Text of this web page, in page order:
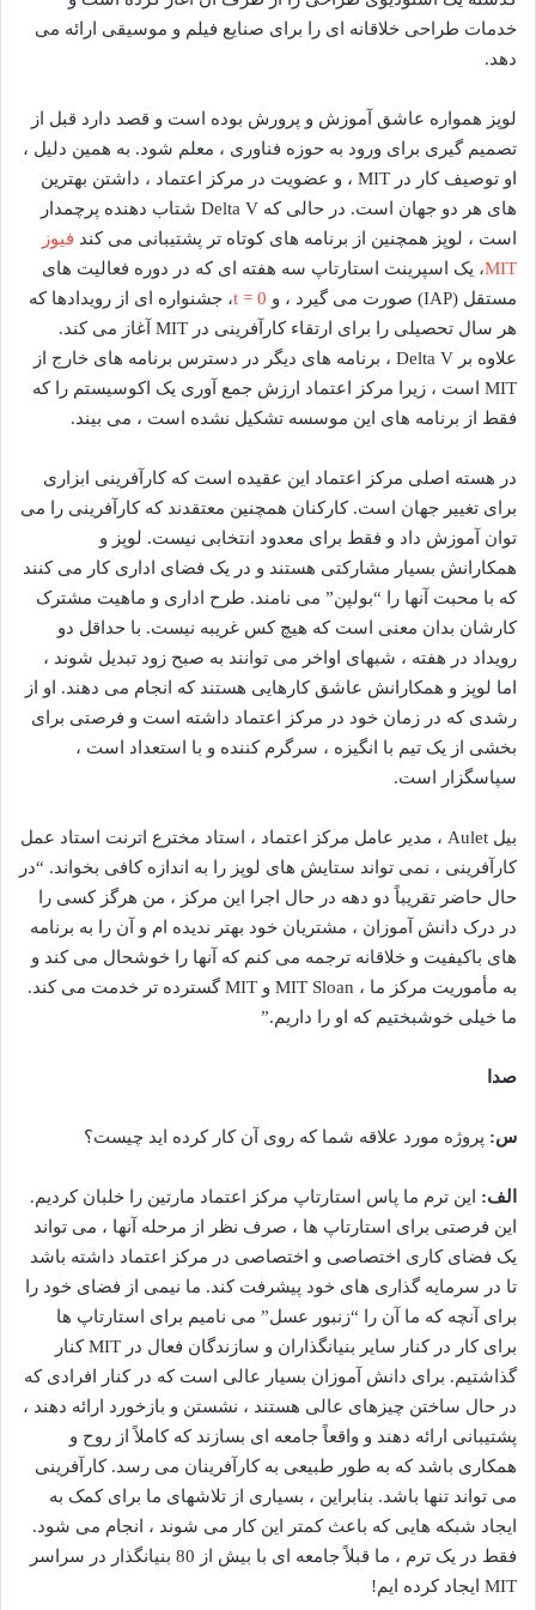
خدمات طراحی خلاقانه ای را برای صنایع فیلم و موسیقی ارائه می
دهد.
لوپز همواره عاشق آموزش و پرورش بوده است و قصد دارد قبل از
تصمیم گیری برای ورود به حوزه فناوری ، معلم شود. به همین دلیل ،
او توصیف کار در MIT ، و عضویت در مرکز اعتماد ، داشتن بهترین
های هر دو جهان است. در حالی که Delta V شتاب دهنده پرچمدار
است ، لوپز همچنین از برنامه های کوتاه تر پشتیبانی می کند فیوز
MIT، یک اسپرینت استارتاپ سه هفته ای که در دوره فعالیت های
مستقل (IAP) صورت می گیرد ، و
t = 0، جشنواره ای از رویدادها که
هر سال تحصیلی را برای ارتقاء کارآفرینی در MIT آغاز می کند.
علاوه بر Delta V ، برنامه های دیگر در دسترس برنامه های خارج از
MIT است ، زیرا مرکز اعتماد ارزش جمع آوری یک اکوسیستم را که
فقط از برنامه های این موسسه تشکیل نشده است ، می بیند.
در هسته اصلی مرکز اعتماد این عقیده است که کارآفرینی ابزاری
برای تغییر جهان است. کارکنان همچنین معتقدند که کارآفرینی را می
توان آموزش داد و فقط برای معدود انتخابی نیست. لوپز و
همکارانش بسیار مشارکتی هستند و در یک فضای اداری کار می کنند
که با محبت آنها را “بولپن” می نامند. طرح اداری و ماهیت مشترک
کارشان بدان معنی است که هیچ کس غریبه نیست. با حداقل دو
رویداد در هفته ، شبهای اواخر می توانند به صبح زود تبدیل شوند ،
اما لوپز و همکارانش عاشق کارهایی هستند که انجام می دهند. او از
رشدی که در زمان خود در مرکز اعتماد داشته است و فرصتی برای
بخشی از یک تیم با انگیزه ، سرگرم کننده و با استعداد است ،
سپاسگزار است.
بیل Aulet ، مدیر عامل مرکز اعتماد ، استاد مخترع اترنت استاد عمل
کارآفرینی ، نمی تواند ستایش های لوپز را به اندازه کافی بخواند. “در
حال حاضر تقریباً دو دهه در حال اجرا این مرکز ، من هرگز کسی را
در درک دانش آموزان ، مشتریان خود بهتر ندیده ام و آن را به برنامه
های باکیفیت و خلاقانه ترجمه می کنم که آنها را خوشحال می کند و
به مأموریت مرکز ما ، MIT Sloan و MIT گسترده تر خدمت می کند.
ما خیلی خوشبختیم که او را داریم.”
صدا
س: پروژه مورد علاقه شما که روی آن کار کرده اید چیست؟
الف: این ترم ما پاس استارتاپ مرکز اعتماد مارتین را خلبان کردیم.
این فرصتی برای استارتاپ ها ، صرف نظر از مرحله آنها ، می تواند
یک فضای کاری اختصاصی و اختصاصی در مرکز اعتماد داشته باشد
تا در سرمایه گذاری های خود پیشرفت کند. ما نیمی از فضای خود را
برای آنچه که ما آن را “زنبور عسل” می نامیم برای استارتاپ ها
برای کار در کنار سایر بنیانگذاران و سازندگان فعال در MIT کنار
گذاشتیم. برای دانش آموزان بسیار عالی است که در کنار افرادی که
در حال ساختن چیزهای عالی هستند ، نشستن و بازخورد ارائه دهند ،
پشتیبانی ارائه دهند و واقعاً جامعه ای بسازند که کاملاً از روح و
همکاری باشد که به طور طبیعی به کارآفرینان می رسد. کارآفرینی
می تواند تنها باشد. بنابراین ، بسیاری از تلاشهای ما برای کمک به
ایجاد شبکه هایی که باعث کمتر این کار می شوند ، انجام می شود.
فقط در یک ترم ، ما قبلاً جامعه ای با بیش از 80 بنیانگذار در سراسر
MIT ایجاد کرده ایم!